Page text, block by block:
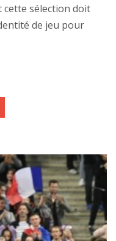
cette sélection doit
de jeu pour